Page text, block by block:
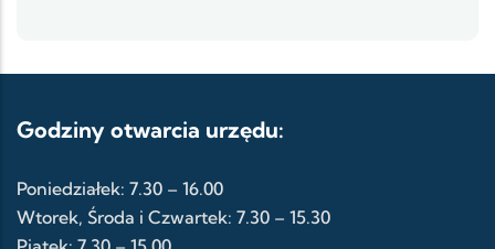
Godziny otwarcia urzędu:
Poniedziałek: 7.30 – 16.00
Wtorek, Środa i Czwartek: 7.30 – 15.30